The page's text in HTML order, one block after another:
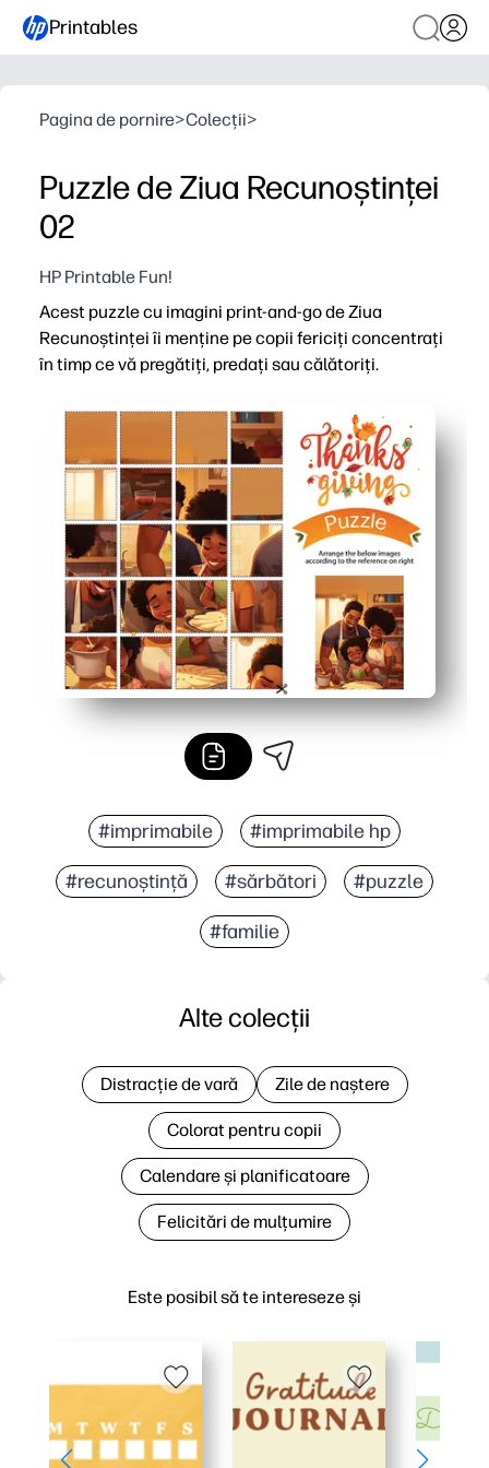
Printables
Pagina de pornire>Colecții>
Puzzle de Ziua Recunoștinței
02
HP Printable Fun!
Acest puzzle cu imagini print-and-go de Ziua
Recunoștinței îi menține pe copii fericiți concentrați
în timp ce vă pregătiți, predați sau călătoriți.
Comoditate fără pregătire - trebuie doar să
Angajament ridicat - o scenă confortabilă de Ziua
Versatil pentru acasă sau în clasă - ideal pentru
Opțiune reutilizabilă - laminați sau alunecați într-un
#imprimabile #imprimabile hp
#recunoștință #sărbători #puzzle
#familie
Este posibil să te intereseze și
Alte colecții
Distracție de vară Zile de naștere
Colorat pentru copii
Calendare și planificatoare
Felicitări de mulțumire